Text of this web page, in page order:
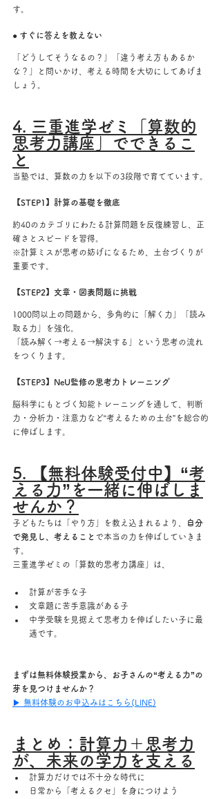
す。
● すぐに答えを教えない
「どうしてそうなるの？」「違う考え方もあるか
な？」と問いかけ、考える時間を大切にしてあげま
しょう。
4. 三重進学ゼミ「算数的
思考力講座」でできるこ
と
当塾では、算数の力を以下の3段階で育てています。
【STEP1】計算の基礎を徹底
約40のカテゴリにわたる計算問題を反復練習し、正
確さとスピードを習得。
※計算ミスが思考の妨げになるため、土台づくりが
重要です。
【STEP2】文章・図表問題に挑戦
1000問以上の問題から、多角的に「解く力」「読み
取る力」を強化。
「読み解く→考える→解決する」という思考の流れ
をつくります。
【STEP3】NeU監修の思考力トレーニング
脳科学にもとづく知能トレーニングを通して、判断
力・分析力・注意力など“考えるための土台”を総合的
に伸ばします。
5. 【無料体験受付中】“考
える力”を一緒に伸ばしま
せんか？
子どもたちは「やり方」を教え込まれるより、
自分
で発見し、考えること で本当の力を伸ばしていきま
す。
三重進学ゼミの「算数的思考力講座」は、
計算が苦手な子
文章題に苦手意識がある子
中学受験を見据えて思考力を伸ばしたい子に最
適です。
まずは無料体験授業から、お子さんの“考える力”の
芽を見つけませんか？
▶ 無料体験のお申込みはこちら(LINE)
まとめ：計算力＋思考力
が、未来の学力を支える
計算力だけでは不十分な時代に
日常から「考えるクセ」を身につけよう